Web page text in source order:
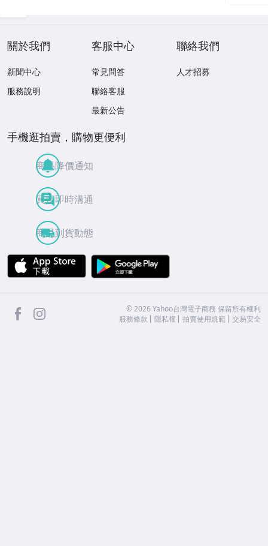
關於我們
新聞中心
服務說明
客服中心
常見問答
聯絡客服
最新公告
聯絡我們
人才招募
手機逛拍賣，購物更便利
商品降價通知
買賣即時溝通
商品到貨動態
APP Store
facebook ©2026 Yahoo台灣電子商務 保留所有權利
服務條款
隱私權 拍賣使用規範 交易安全